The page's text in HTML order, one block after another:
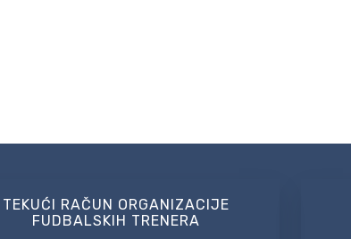
TEKUĆI RAČUN ORGANIZACIJE
FUDBALSKIH TRENERA